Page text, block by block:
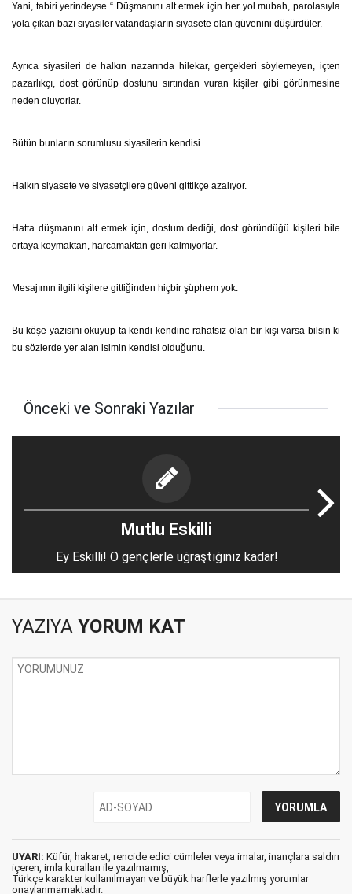
Yani, tabiri yerindeyse “ Düşmanını alt etmek için her yol mubah, parolasıyla
yola çıkan bazı siyasiler vatandaşların siyasete olan güvenini düşürdüler.
Ayrıca siyasileri de halkın nazarında hilekar, gerçekleri söylemeyen, içten
pazarlıkçı, dost görünüp dostunu sırtından vuran kişiler gibi görünmesine
neden oluyorlar.
Bütün bunların sorumlusu siyasilerin kendisi.
Halkın siyasete ve siyasetçilere güveni gittikçe azalıyor.
Hatta düşmanını alt etmek için, dostum dediği, dost göründüğü kişileri bile
ortaya koymaktan, harcamaktan geri kalmıyorlar.
Mesajımın ilgili kişilere gittiğinden hiçbir şüphem yok.
Bu köşe yazısını okuyup ta kendi kendine rahatsız olan bir kişi varsa bilsin ki
bu sözlerde yer alan isimin kendisi olduğunu.
Önceki ve Sonraki Yazılar
Mutlu Eskilli
Ey Eskilli! O gençlerle uğraştığınız kadar!
YAZIYA YORUM KAT
UYARI: Küfür, hakaret, rencide edici cümleler veya imalar, inançlara saldırı
içeren, imla kuralları ile yazılmamış,
Türkçe karakter kullanılmayan ve büyük harflerle yazılmış yorumlar
onaylanmamaktadır.